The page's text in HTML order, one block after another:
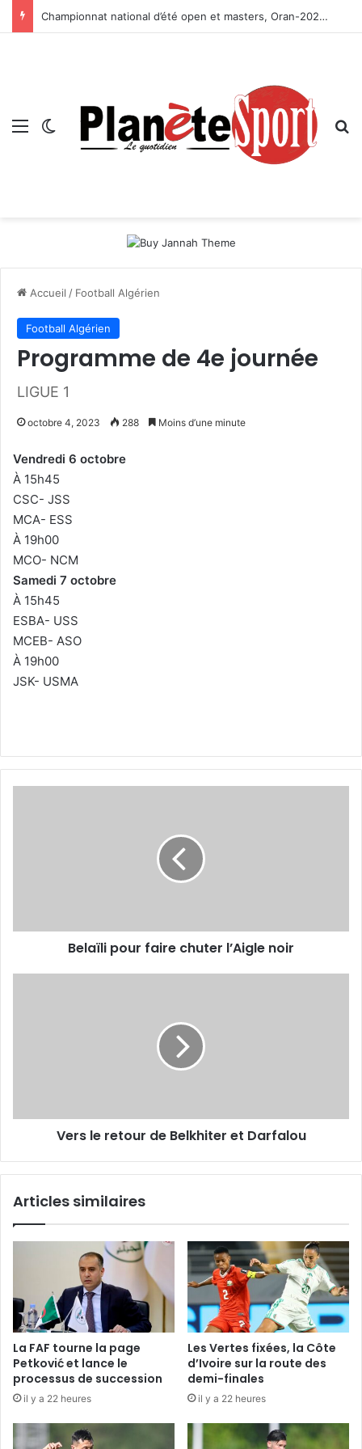
Championnat national d’été open et masters, Oran-2026 — Le CRB s’adjuge le titre
Menu Switch skin
Accueil / Football Algérien
Football Algérien
Programme de 4e journée
LIGUE 1
octobre 4, 2023 288 Moins d’une minute
Vendredi 6 octobre
À 15h45
CSC- JSS
MCA- ESS
À 19h00
MCO- NCM
Samedi 7 octobre
À 15h45
ESBA- USS
MCEB- ASO
À 19h00
JSK- USMA
Belaïli pour faire chuter l’Aigle noir
Vers le retour de Belkhiter et Darfalou
Articles similaires
La FAF tourne la page
Petković et lance le
processus de succession
il y a 22 heures
Les Vertes fixées, la Côte
d’Ivoire sur la route des
demi-finales
il y a 22 heures